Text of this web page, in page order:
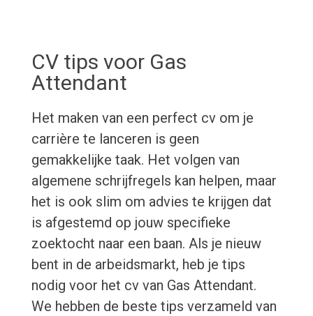
CV tips voor Gas
Attendant
Het maken van een perfect cv om je
carrière te lanceren is geen
gemakkelijke taak. Het volgen van
algemene schrijfregels kan helpen, maar
het is ook slim om advies te krijgen dat
is afgestemd op jouw specifieke
zoektocht naar een baan. Als je nieuw
bent in de arbeidsmarkt, heb je tips
nodig voor het cv van Gas Attendant.
We hebben de beste tips verzameld van